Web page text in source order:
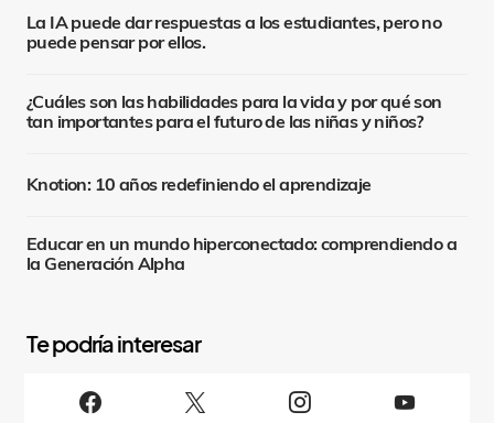
La IA puede dar respuestas a los estudiantes, pero no
puede pensar por ellos.
¿Cuáles son las habilidades para la vida y por qué son
tan importantes para el futuro de las niñas y niños?
Knotion: 10 años redefiniendo el aprendizaje
Educar en un mundo hiperconectado: comprendiendo a
la Generación Alpha
S